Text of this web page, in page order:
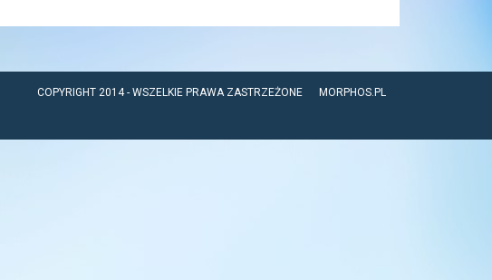
COPYRIGHT 2014 - WSZELKIE PRAWA ZASTRZEŻONE MORPHOS.PL